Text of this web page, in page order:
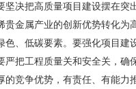
坚决把高质量项目建设摆在突
贵金属产业的创新优势转化为
色、低碳要素。要强化项目建
严把工程质量关和安全关，确
的竞争优势，有责任、有能力